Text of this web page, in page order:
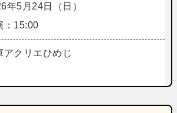
年5月24日（日）
：15:00
アクリエひめじ